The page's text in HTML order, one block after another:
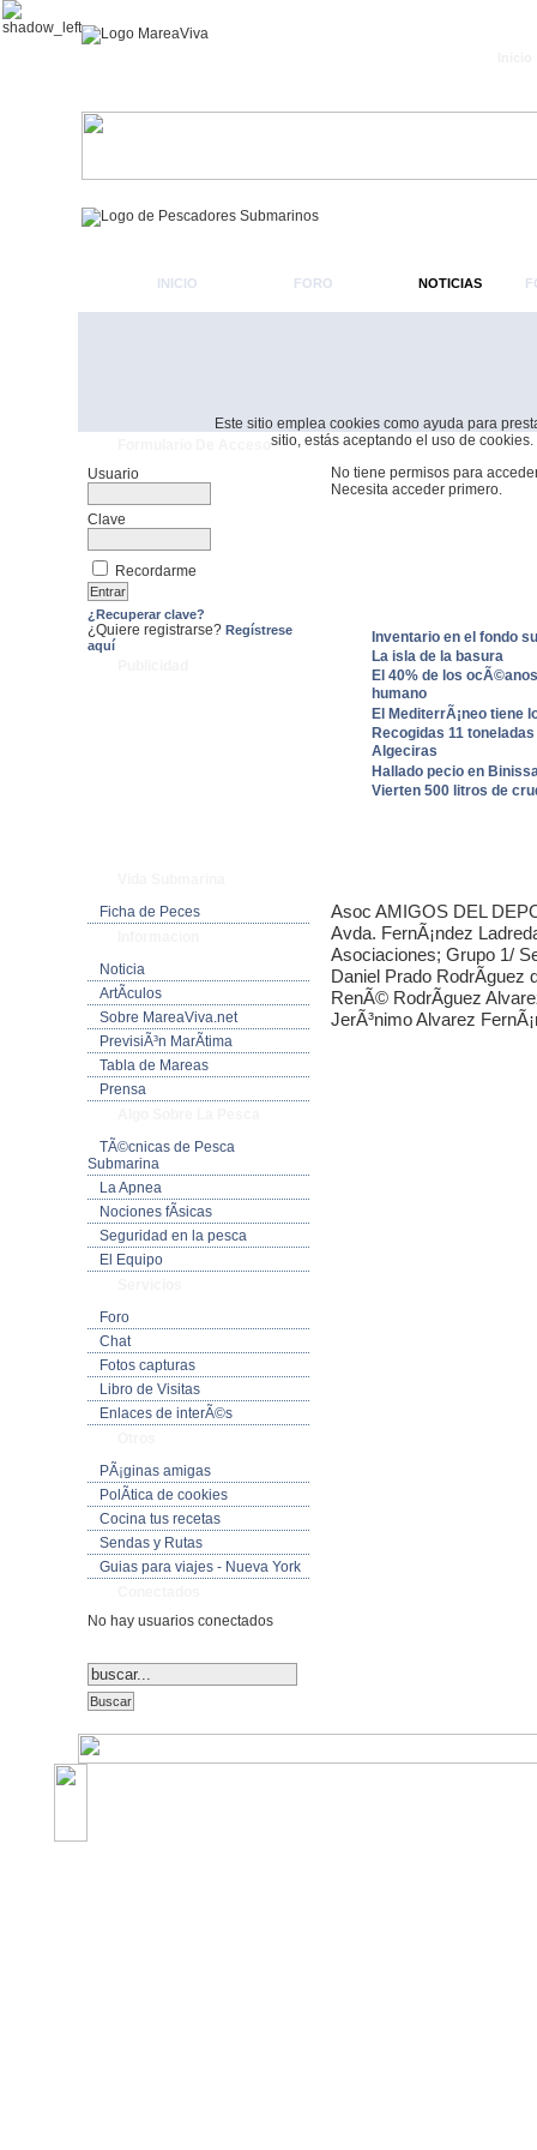
Este sitio emplea cookies como ayuda para
sitio, estás aceptando el uso de cookies.
INICIO FORO NOTICIAS
Usuario
Clave
Recordarme
¿Recuperar clave?
¿Quiere registrarse? Regístrese
aquí
Ficha de Peces
Noticia
ArtÃ­culos
Sobre MareaViva.net
PrevisiÃ³n MarÃ­tima
Tabla de Mareas
Prensa
TÃ©cnicas de Pesca
Submarina
La Apnea
Nociones fÃ­sicas
Seguridad en la pesca
El Equipo
Foro
Chat
Fotos capturas
Libro de Visitas
Enlaces de interÃ©s
PÃ¡ginas amigas
PolÃ­tica de cookies
Cocina tus recetas
Sendas y Rutas
Guias para viajes - Nueva York
No hay usuarios conectados
No tiene permisos para
Necesita acceder primero.
Inventario en el fondo
La isla de la basura
El 40% de los
humano
El MediterrÃ¡neo tiene
Recogidas 11
Algeciras
Hallado pecio en
Vierten 500 litros de
Asoc AMIGOS DEL
Avda. FernÃ¡ndez
Asociaciones; Grupo 1/
Daniel Prado RodrÃ­guez
RenÃ© RodrÃ­guez
JerÃ³nimo Alvarez